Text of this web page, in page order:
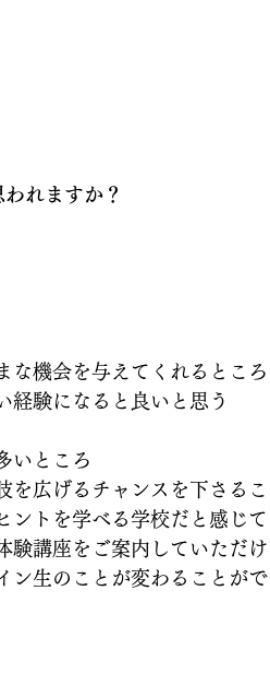
れますか？
な機会を与えてくれるところ
経験になると良いと思う
いところ
を広げるチャンスを下さる
ントを学べる学校だと感じ
験講座をご案内していただ
ン生のことが変わることが